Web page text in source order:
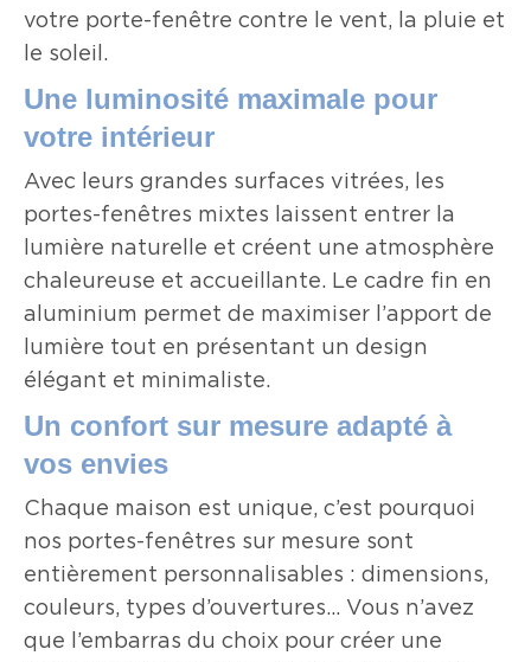
votre porte-fenêtre contre le vent, la pluie et
le soleil.
Une luminosité maximale pour
votre intérieur
Avec leurs grandes surfaces vitrées, les
portes-fenêtres mixtes laissent entrer la
lumière naturelle et créent une atmosphère
chaleureuse et accueillante. Le cadre fin en
aluminium permet de maximiser l’apport de
lumière tout en présentant un design
élégant et minimaliste.
Un confort sur mesure adapté à
vos envies
Chaque maison est unique, c’est pourquoi
nos portes-fenêtres sur mesure sont
entièrement personnalisables : dimensions,
couleurs, types d’ouvertures... Vous n’avez
que l’embarras du choix pour créer une